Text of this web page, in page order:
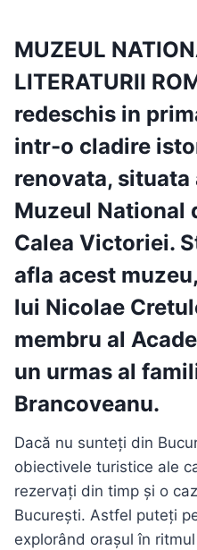
MUZEUL
LITERATURII
redeschis in
intr-o cladire
renovata, situata
Muzeul National
Calea Victoriei.
afla acest
lui Nicolae
membru al
un urmas al
Brancoveanu.
Dacă nu sunteți din
obiectivele turistice ale
rezervați din timp și o
București. Astfel puteți
explorând orașul în